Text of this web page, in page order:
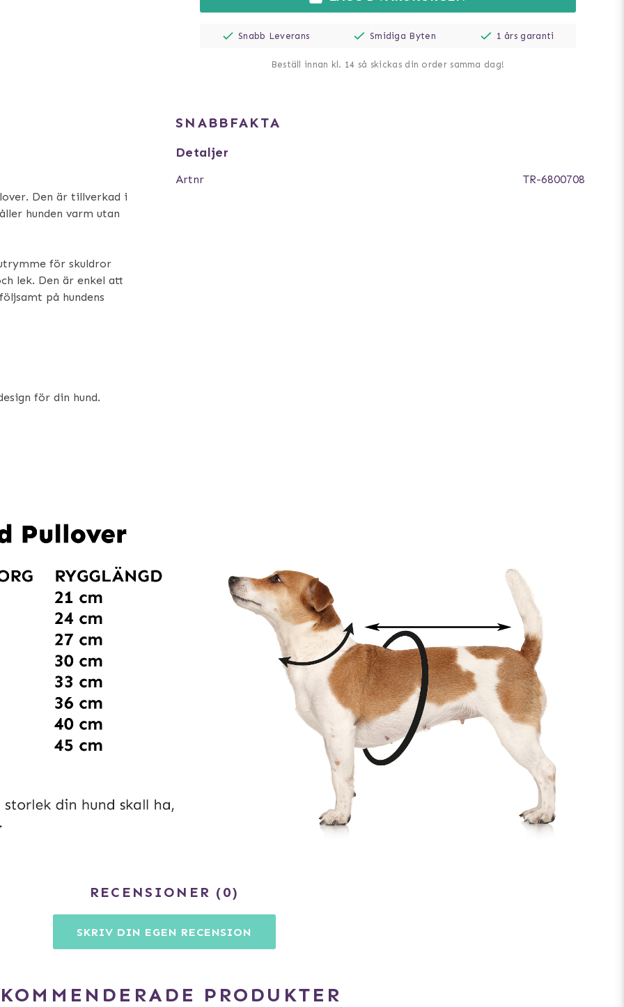
Snabb Leverans Smidiga Byten 1 års garanti
Beställ innan kl. 14 så skickas din order samma dag!
Den är tillverkad i
hunden varm utan
för skuldror
lek. Den är enkel att
på hundens
för din hund.
SNABBFAKTA
Detaljer
Artnr TR-6800708
RECENSIONER 0
SKRIV DIN EGEN RECENSION
PRODUKTER